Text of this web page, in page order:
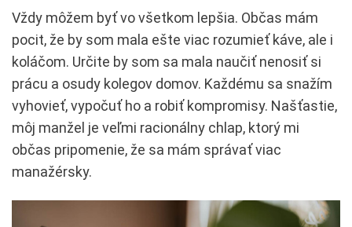
Vždy môžem byť vo všetkom lepšia. Občas mám
pocit, že by som mala ešte viac rozumieť káve, ale i
koláčom. Určite by som sa mala naučiť nenosiť si
prácu a osudy kolegov domov. Každému sa snažím
vyhovieť, vypočuť ho a robiť kompromisy. Našťastie,
môj manžel je veľmi racionálny chlap, ktorý mi
občas pripomenie, že sa mám správať viac
manažérsky.